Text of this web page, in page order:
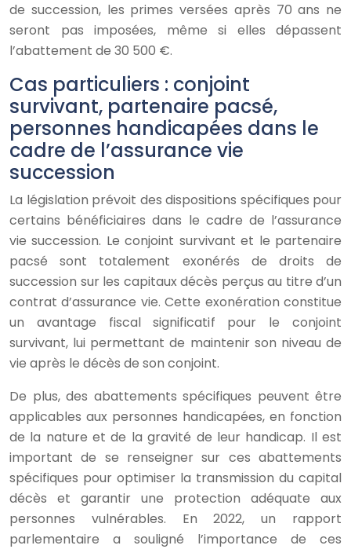
de succession, les primes versées après 70 ans ne
seront pas imposées, même si elles dépassent
l’abattement de 30 500 €.
Cas particuliers : conjoint
survivant, partenaire pacsé,
personnes handicapées dans le
cadre de l’assurance vie
succession
La législation prévoit des dispositions spécifiques pour
certains bénéficiaires dans le cadre de l’assurance
vie succession. Le conjoint survivant et le partenaire
pacsé sont totalement exonérés de droits de
succession sur les capitaux décès perçus au titre d’un
contrat d’assurance vie. Cette exonération constitue
un avantage fiscal significatif pour le conjoint
survivant, lui permettant de maintenir son niveau de
vie après le décès de son conjoint.
De plus, des abattements spécifiques peuvent être
applicables aux personnes handicapées, en fonction
de la nature et de la gravité de leur handicap. Il est
important de se renseigner sur ces abattements
spécifiques pour optimiser la transmission du capital
décès et garantir une protection adéquate aux
personnes vulnérables. En 2022, un rapport
parlementaire a souligné l’importance de ces